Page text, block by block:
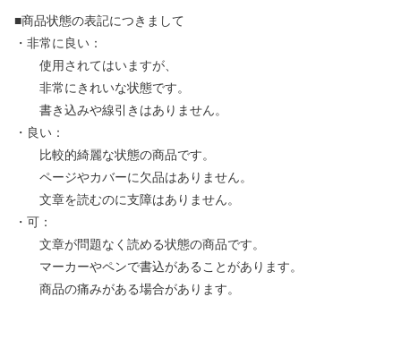
■商品状態の表記につきまして
・非常に良い：
使用されてはいますが、
非常にきれいな状態です。
書き込みや線引きはありません。
・良い：
比較的綺麗な状態の商品です。
ページやカバーに欠品はありません。
文章を読むのに支障はありません。
・可：
文章が問題なく読める状態の商品です。
マーカーやペンで書込があることがあります。
商品の痛みがある場合があります。